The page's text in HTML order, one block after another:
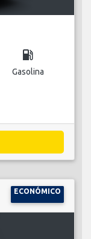
local_gas_station
Gasolina
ECONÓMICO